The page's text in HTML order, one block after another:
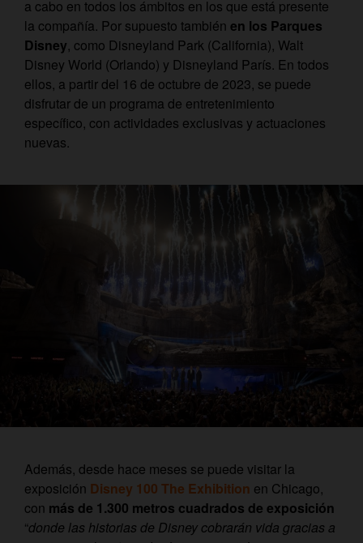
a cabo en todos los ámbitos en los que está presente
la compañía. Por supuesto también en los Parques
Disney, como Disneyland Park (California), Walt
Disney World (Orlando) y Disneyland París. En todos
ellos, a partir del 16 de octubre de 2023, se puede
disfrutar de un programa de entretenimiento
específico, con actividades exclusivas y actuaciones
nuevas.
Además, desde hace meses se puede visitar la
exposición Disney 100 The Exhibition en Chicago,
con más de 1.300 metros cuadrados de exposición
“donde las historias de Disney cobrarán vida gracias a